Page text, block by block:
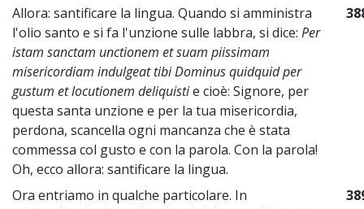
Allora: santificare la lingua. Quando si amministra
l'olio santo e si fa l'unzione sulle labbra, si dice: Per
istam sanctam unctionem et suam piissimam
misericordiam indulgeat tibi Dominus quidquid per
gustum et locutionem deliquistie cioè: Signore, per
questa santa unzione e per la tua misericordia,
perdona, scancella ogni mancanza che è stata
commessa col gusto e con la parola. Con la parola!
Oh, ecco allora: santificare la lingua.
Ora entriamo in qualche particolare. In